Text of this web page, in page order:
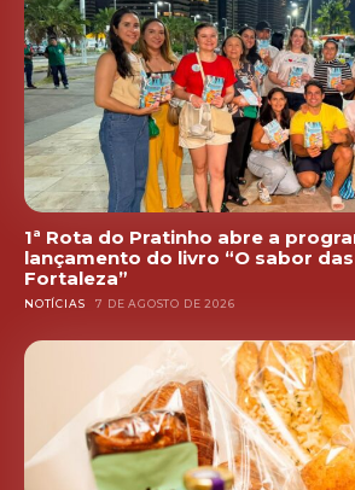
1ª Rota do Pratinho abre a
lançamento do livro “O sabor
Fortaleza”
NOTÍCIAS 7 DE AGOSTO DE 2026